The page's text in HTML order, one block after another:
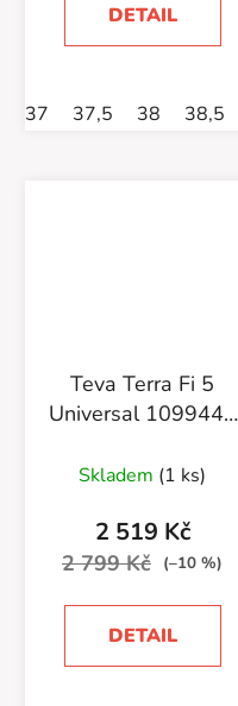
DETAIL
37 37,5 38 38,5
Teva Terra Fi 5
Universal 1099443
Skladem (1 ks)
2 519 Kč
2 799 Kč (–10 %)
DETAIL